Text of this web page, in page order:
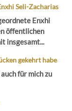
Seli-Zacharias
Enxhi
öffentlichen
insgesamt...
gekehrt habe
für mich zu